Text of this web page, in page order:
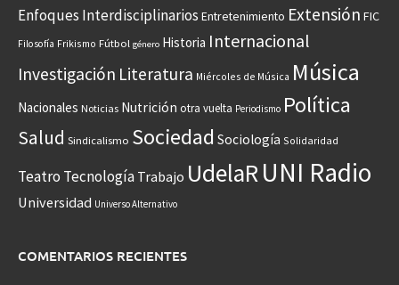
Enfoques Interdisciplinarios Entretenimiento Extensión FIC
Filosofía Frikismo Fútbol género Historia Internacional
Investigación Literatura Miércoles de Música Música
Nacionales Noticias Nutrición otra vuelta Periodismo Política
Salud Sindicalismo Sociedad Sociología Solidaridad
Teatro Tecnología Trabajo UdelaRUNI Radio
Universidad Universo Alternativo
COMENTARIOS RECIENTES